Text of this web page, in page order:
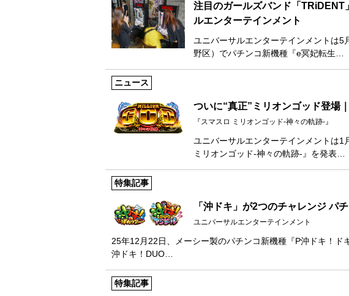
注目のガールズバンド「
ルエンターテインメント
ユニバーサルエンターテインメントは
野区）でパチンコ新機種『e冥妃転生…
ニュース
ついに“真正”ミリオンゴッド登場
『スマスロ ミリオンゴッド-神々の軌跡-』
ユニバーサルエンターテインメントは1
ミリオンゴッド-神々の軌跡-』を発表…
特集記事
「沖ドキ」が2つのチャレンジ パ
ユニバーサルエンターテインメント
25年12月22日、メーシー製のパチンコ新機種『P沖ドキ！ド
沖ドキ！DUO…
特集記事